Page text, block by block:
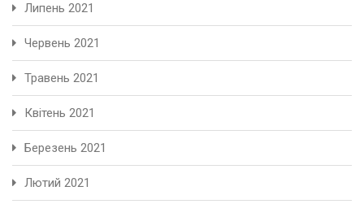
Липень 2021
Червень 2021
Травень 2021
Квітень 2021
Березень 2021
Лютий 2021